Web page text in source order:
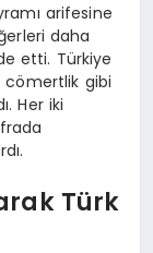
arifesine
daha
etti. Türkiye
cömertlik gibi
Her iki
Türk